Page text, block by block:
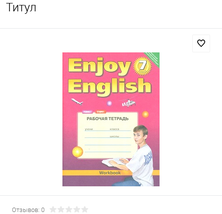
Титул
Отзывов: 0